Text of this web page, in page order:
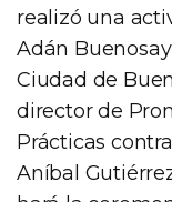
realizó una
Adán
Ciudad de
director de
Prácticas
Aníbal